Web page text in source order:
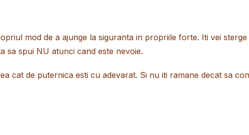
mod de a ajunge la siguranta in propriile forte. Iti vei
sa spui NU atunci cand este nevoie.
cat de puternica esti cu adevarat. Si nu iti ramane decat sa